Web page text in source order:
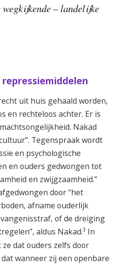
wegkijkende – landelijke
uit huis gehaald worden,
en rechteloos achter. Er is
Nakad
Tegenspraak wordt
en psychologische
en ouders gedwongen tot
en zwijgzaamheid.”
door “het
afname ouderlijk
of de dreiging
aldus Nakad.3 In
ze dat ouders zelfs door
wanneer zij een openbare